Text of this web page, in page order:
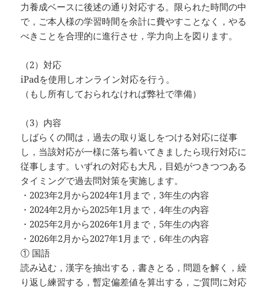
力養成ベースに後述の通り対応する。限られた時間の中
で，ご本人様の学習時間を余計に費やすことなく，やる
べきことを合理的に進行させ，学力向上を図ります。
（2）対応
iPadを使用しオンライン対応を行う。
（もし所有しておられなければ弊社で準備）
（3）内容
しばらくの間は，過去の取り返しをつける対応に従事
し，当該対応が一様に落ち着いてきましたら現行対応に
従事します。いずれの対応も大凡，目処がつきつつある
タイミングで過去問対策を実施します。
・2023年2月から2024年1月まで，3年生の内容
・2024年2月から2025年1月まで，4年生の内容
・2025年2月から2026年1月まで，5年生の内容
・2026年2月から2027年1月まで，6年生の内容
① 国語
読み込む，漢字を抽出する，書きとる，問題を解く，繰
り返し練習する，暫定偏差値を算出する，ご質問に対応